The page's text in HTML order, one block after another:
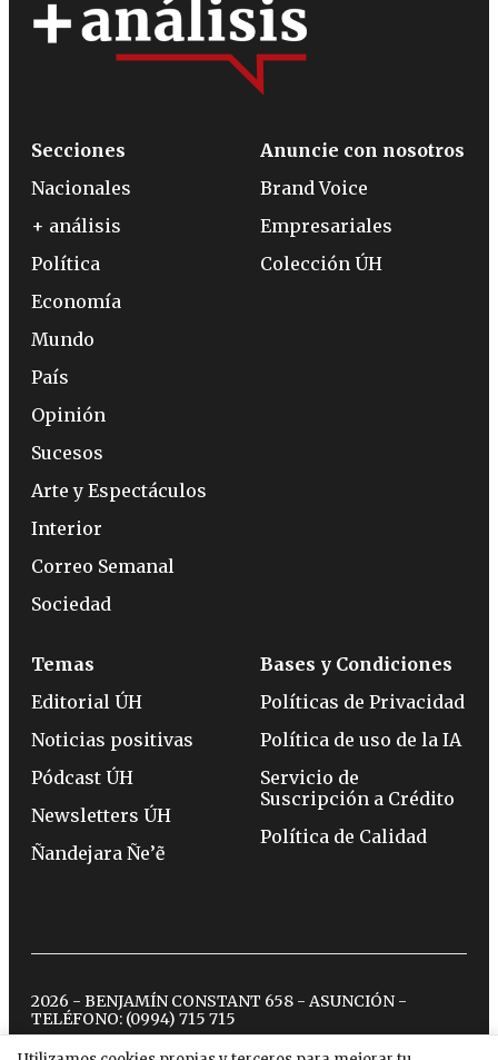
Secciones
Nacionales
+ análisis
Política
Economía
Mundo
País
Opinión
Sucesos
Arte y Espectáculos
Interior
Correo Semanal
Sociedad
Anuncie con nosotros
Brand Voice
Empresariales
Colección ÚH
Temas
Editorial ÚH
Noticias positivas
Pódcast ÚH
Newsletters ÚH
Ñandejara Ñe’ẽ
Bases y Condiciones
Políticas de Privacidad
Política de uso de la IA
Servicio de
Suscripción a Crédito
Política de Calidad
2026 - BENJAMÍN CONSTANT 658 - ASUNCIÓN -
TELÉFONO: (0994) 715 715